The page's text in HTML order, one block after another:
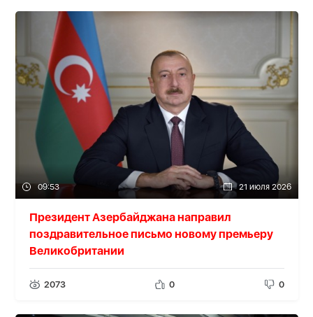
09:53 21 июля 2026
Президент Азербайджана направил
поздравительное письмо новому премьеру
Великобритании
2073 0 0